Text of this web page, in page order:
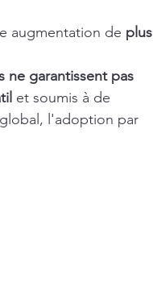
augmentation de plus
ne garantissent pas
et soumis à de
l'adoption par